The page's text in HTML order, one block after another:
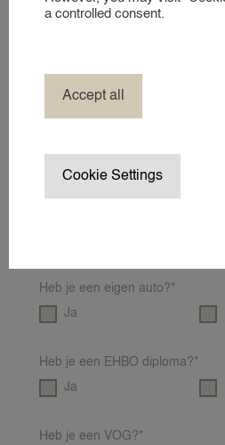
Telefoonnummer*
Heb je een eigen auto?*
Ja
Heb je een EHBO diploma?*
Ja
Heb je een VOG?*
a controlled consent.
Accept all
Cookie Settings